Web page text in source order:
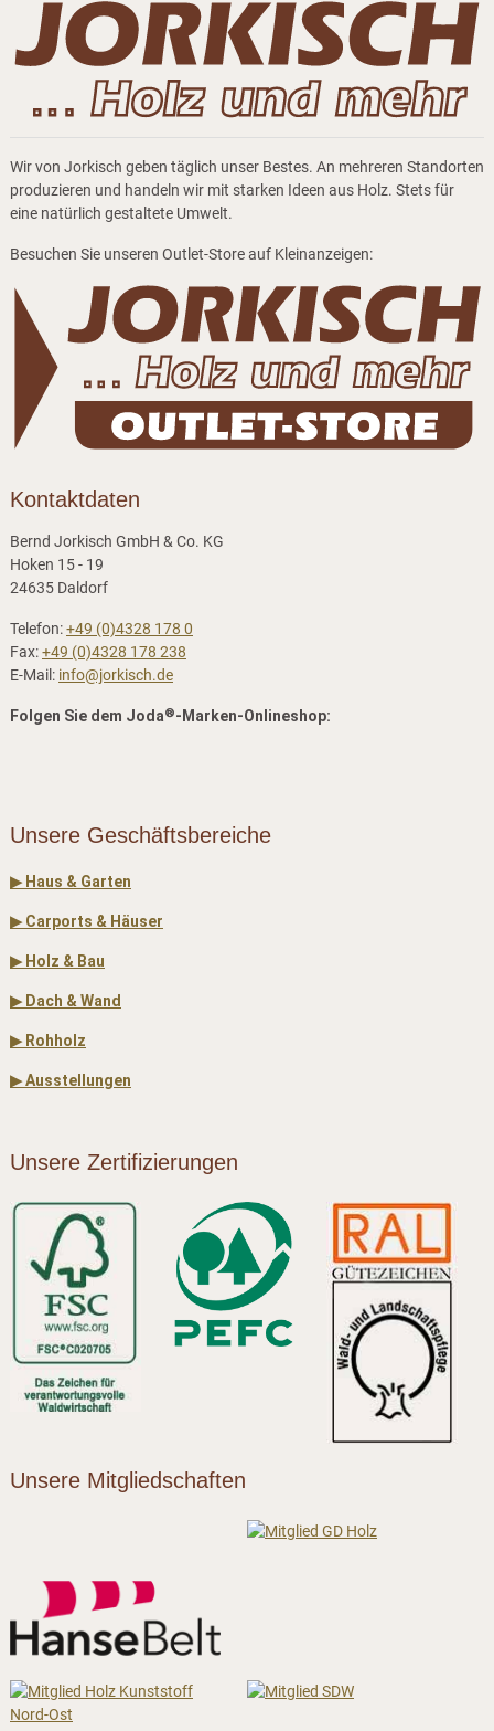
Wir von Jorkisch geben täglich unser Bestes. An mehreren Standorten
produzieren und handeln wir mit starken Ideen aus Holz. Stets für
eine natürlich gestaltete Umwelt.
Besuchen Sie unseren Outlet-Store auf Kleinanzeigen:
Kontaktdaten
Bernd Jorkisch GmbH & Co. KG
Hoken 15 - 19
24635 Daldorf
Telefon:+49 (0)4328 178 0
Fax:+49 (0)4328 178 238
E-Mail: info@jorkisch.de
Folgen Sie dem Joda®-Marken-Onlineshop:
Unsere Geschäftsbereiche
▶ Haus & Garten
▶ Carports & Häuser
▶ Holz & Bau
▶ Dach & Wand
▶ Rohholz
▶ Ausstellungen
Unsere Zertifizierungen
Unsere Mitgliedschaften